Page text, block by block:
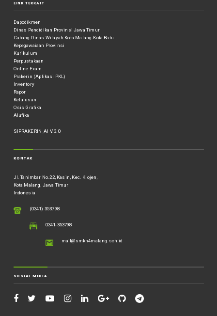
LINK TERKAIT
Dapodikmen
Dinas Pendidikan Provinsi Jawa Timur
Cabang Dinas Wilayah Kota Malang-Kota Batu
Kepegawaiaan Provinsi
Kurikulum
Perpustakaan
Online Exam
Prakerin (Aplikasi PKL)
Inventory
Rapor
Kelulusan
Osis Grafika
Alufika
SIPRAKERIN_AI V.3.0
KONTAK
Jl. Tanimbar No.22, Kasin, Kec. Klojen,
Kota Malang, Jawa Timur
Indonesia
(0341) 353798
0341-353798
mail@smkn4malang.sch.id
SOSIAL MEDIA